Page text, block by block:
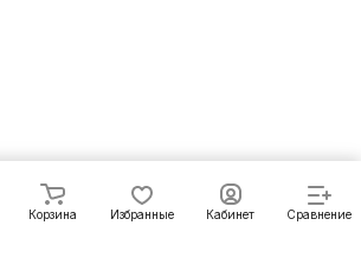
В корзину
Корзина Избранные Кабинет Сравнение